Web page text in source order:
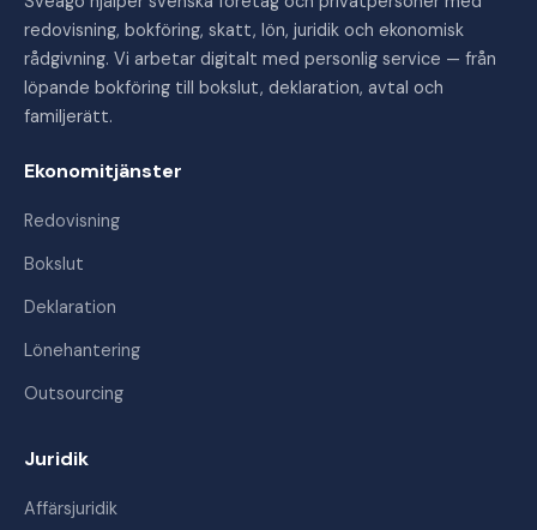
redovisning, bokföring, skatt, lön, juridik och ekonomisk
rådgivning. Vi arbetar digitalt med personlig service — från
löpande bokföring till bokslut, deklaration, avtal och
familjerätt.
Ekonomitjänster
Redovisning
Bokslut
Deklaration
Lönehantering
Outsourcing
Juridik
Affärsjuridik